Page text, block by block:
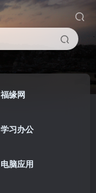
福缘网
学习办公
电脑应用